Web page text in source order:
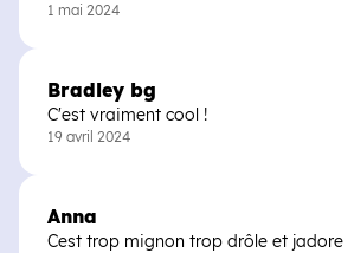
1 mai 2024
Bradley bg
C'est vraiment cool !
19 avril 2024
Anna
Cest trop mignon trop drôle et jadore